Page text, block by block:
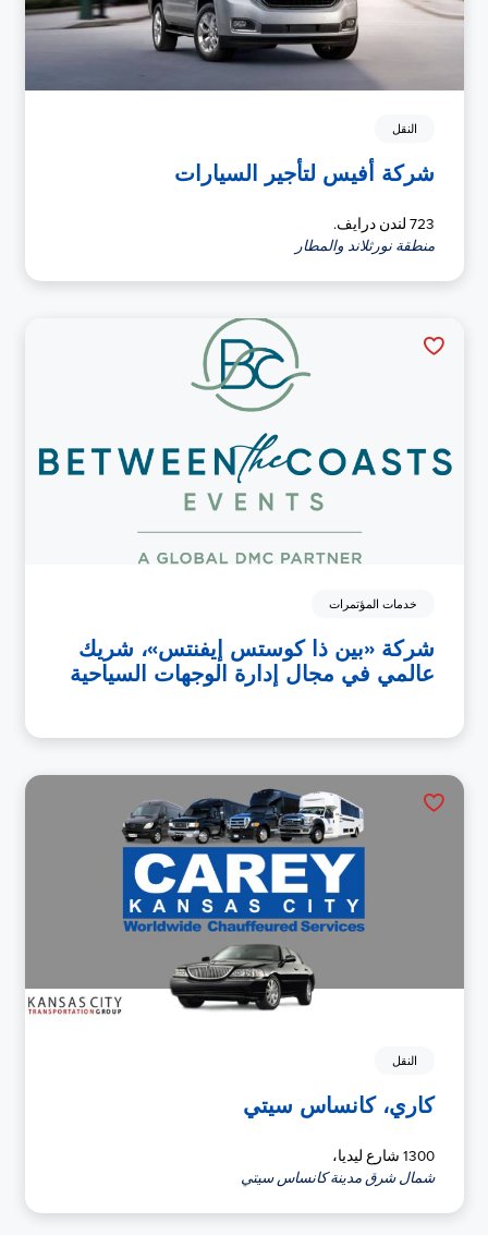
النقل
شركة أفيس لتأجير السيارات
723 لندن درايف.
منطقة نورثلاند والمطار
خدمات المؤتمرات
شركة «بين ذا كوستس إيفنتس»، شريك
عالمي في مجال إدارة الوجهات السياحية
النقل
كاري، كانساس سيتي
1300 شارع ليديا،
شمال شرق مدينة كانساس سيتي